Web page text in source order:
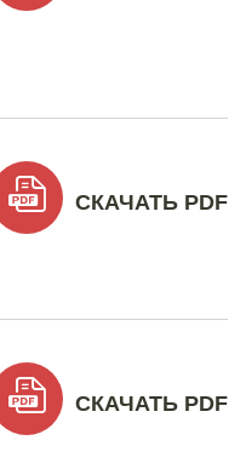
СКАЧАТЬ PDF
СКАЧАТЬ PDF